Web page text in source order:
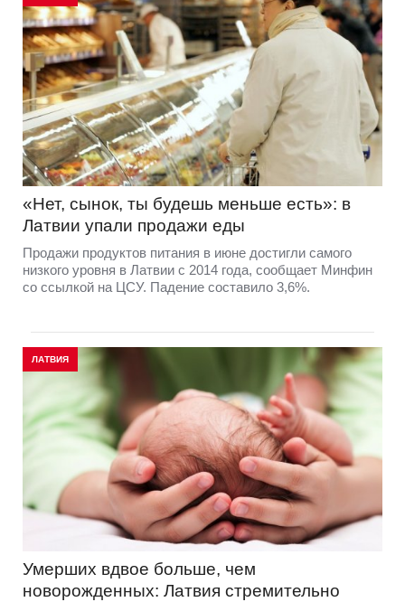
«Нет, сынок, ты будешь меньше есть»: в
Латвии упали продажи еды
Продажи продуктов питания в июне достигли самого
низкого уровня в Латвии с 2014 года, сообщает Минфин
со ссылкой на ЦСУ. Падение составило 3,6%.
ЛАТВИЯ
Умерших вдвое больше, чем
новорожденных: Латвия стремительно